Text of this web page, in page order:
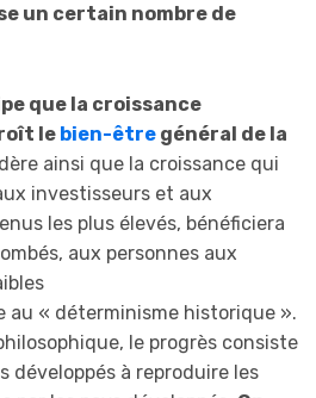
un certain nombre de
que la croissance
le bien-êtregénéral de la
ainsi que la croissance qui
investisseurs et aux
les plus élevés, bénéficiera
aux personnes aux
au « déterminisme historique ».
le progrès consiste
développés à reproduire les